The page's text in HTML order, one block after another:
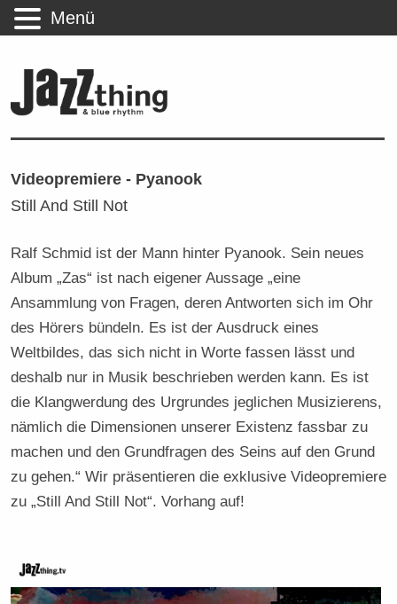
Videopremiere - Pyanook
Still And Still Not
Ralf Schmid ist der Mann hinter Pyanook. Sein neues
Album „Zas“ ist nach eigener Aussage „eine
Ansammlung von Fragen, deren Antworten sich im Ohr
des Hörers bündeln. Es ist der Ausdruck eines
Weltbildes, das sich nicht in Worte fassen lässt und
deshalb nur in Musik beschrieben werden kann. Es ist
die Klangwerdung des Urgrundes jeglichen Musizierens,
nämlich die Dimensionen unserer Existenz fassbar zu
machen und den Grundfragen des Seins auf den Grund
zu gehen.“ Wir präsentieren die exklusive Videopremiere
zu „Still And Still Not“. Vorhang auf!
Menü